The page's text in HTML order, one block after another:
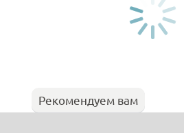
Рекомендуем вам